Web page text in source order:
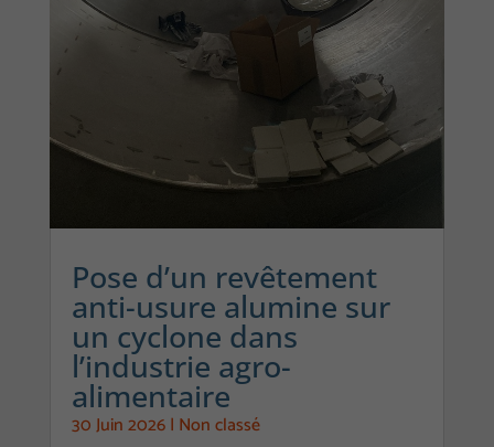
Pose d’un revêtement
anti-usure alumine sur
un cyclone dans
l’industrie agro-
alimentaire
30 Juin 2026| Non classé
de nos
statistiques.
Expérience
Afin
d'améliorer
certaines
fonctionnalités
utilisent des